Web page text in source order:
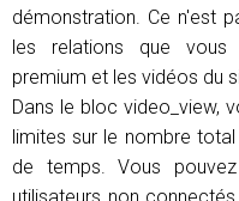
démonstration. Ce n'est
les relations que vous
premium et les vidéos du
Dans le bloc video_view,
limites sur le nombre
de temps. Vous